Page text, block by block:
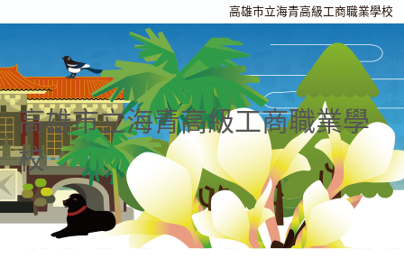
高雄市立海青高級工商職業學校
高雄市立海青高級工商職業學
校